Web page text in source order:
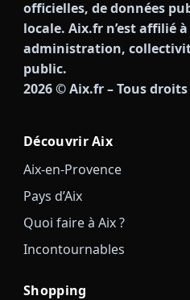
officielles, de données
locale. Aix.fr n’est affilié
administration,
public.
2026© Aix.fr – Tous droits
Découvrir Aix
Aix-en-Provence
Pays d’Aix
Quoi faire à Aix ?
Incontournables
Shopping